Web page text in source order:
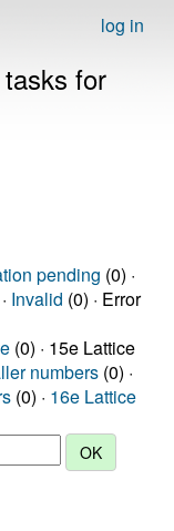
log in
for
pending (0) ·
Invalid (0) · Error
(0) · 15e Lattice
numbers (0) ·
(0) · 16e Lattice